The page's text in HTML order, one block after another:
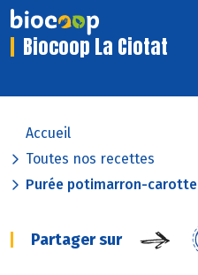
Biocoop La Ciotat
Accueil
Toutes nos recettes
Purée potimarron-carotte
Partager sur